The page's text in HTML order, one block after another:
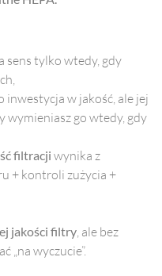
sens tylko wtedy, gdy
inwestycja w jakość, ale jej
wymieniasz go wtedy, gdy
filtracji wynika z
+ kontroli zużycia +
jakości filtry , ale bez
„na wyczucie”.